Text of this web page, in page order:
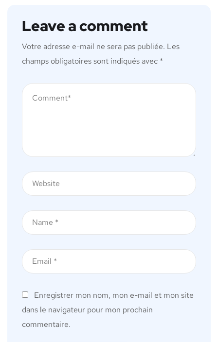
Leave a comment
Votre adresse e-mail ne sera pas publiée. Les
champs obligatoires sont indiqués avec *
Enregistrer mon nom, mon e-mail et mon site
dans le navigateur pour mon prochain
commentaire.